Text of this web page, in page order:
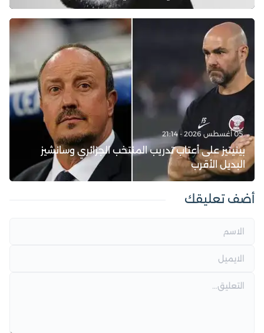
05 أغسطس 2026 - 21:14
بينيتيز على أعتاب تدريب المنتخب الجزائري وسانشيز
البديل الأقرب
أضف تعليقك